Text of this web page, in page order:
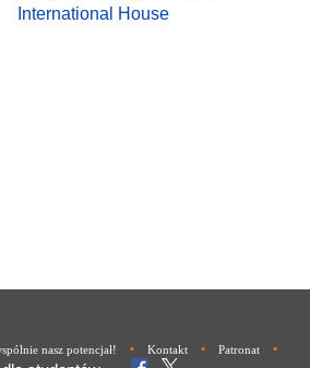
International House
nasz potencjał! • Kontakt • Patronat •